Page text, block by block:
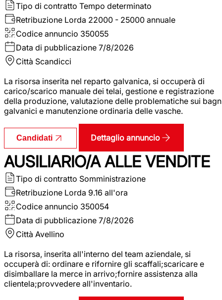
Tipo di contratto Tempo determinato
Retribuzione Lorda 22000 - 25000 annuale
Codice annuncio 350055
Data di pubblicazione 7/8/2026
Città Scandicci
La risorsa inserita nel reparto galvanica, si occuperà di
carico/scarico manuale dei telai, gestione e registrazione
della produzione, valutazione delle problematiche sui
galvanici e manutenzione ordinaria delle vasche.
Candidati Dettaglio annuncio
AUSILIARIO/A ALLE VENDITE
Tipo di contratto Somministrazione
Retribuzione Lorda 9.16 all'ora
Codice annuncio 350054
Data di pubblicazione 7/8/2026
Città Avellino
La risorsa, inserita all'interno del team aziendale, si
occuperà di: ordinare e rifornire gli scaffali;scaricare e
disimballare la merce in arrivo;fornire assistenza alla
clientela;provvedere all'inventario.